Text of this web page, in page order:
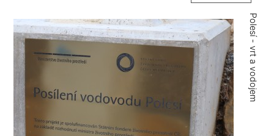
Polesí - vrt a vodojem